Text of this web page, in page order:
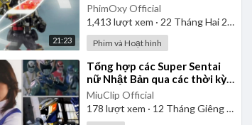
21:23
Tập 2 | Thuyết Minh
PhimOxy Official
1,413 lượt xem · 22 Tháng Hai 2025
Phim và Hoạt hình
⁣Tổng hợp các Super Sentai
nữ Nhật Bản qua các thời kỳ
từ 1975-2013
MiuClip Official
178 lượt xem · 12 Tháng Giêng 2025